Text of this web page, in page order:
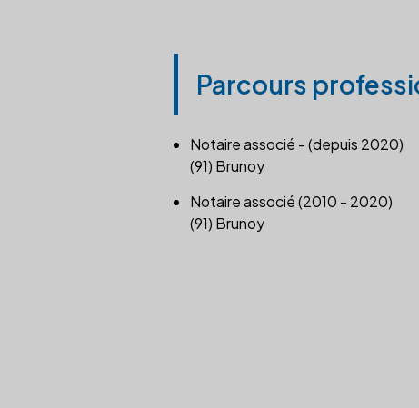
Parcours
Notaire associé - (depuis 2020)
(91) Brunoy
Notaire associé (2010 - 2020)
(91) Brunoy